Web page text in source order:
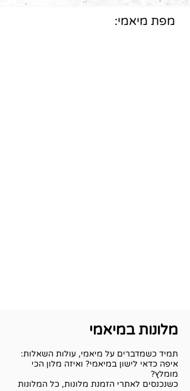
מלונות במיאמי
תמיד כשמדברים על מיאמי, עולות השאלות:
איפה כדאי לישון במיאמי? ואיזה מלון הכי
מומלץ?
כשנכנסים לאתרי הזמנת מלונות, כל המלונות